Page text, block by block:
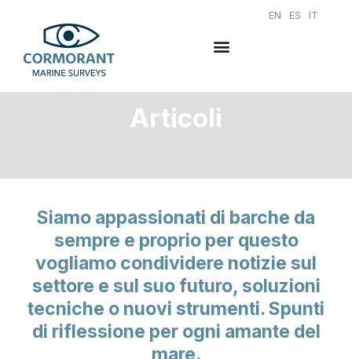
EN ES IT
Articoli
Siamo appassionati di barche da
sempre e proprio per questo
vogliamo condividere notizie sul
settore e sul suo futuro, soluzioni
tecniche o nuovi strumenti. Spunti
di riflessione per ogni amante del
mare.